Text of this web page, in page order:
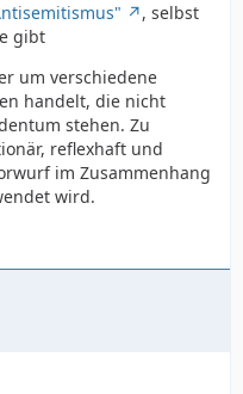
, selbst
gibt
um verschiedene
handelt, die nicht
stehen. Zu
reflexhaft und
im Zusammenhang
wird.